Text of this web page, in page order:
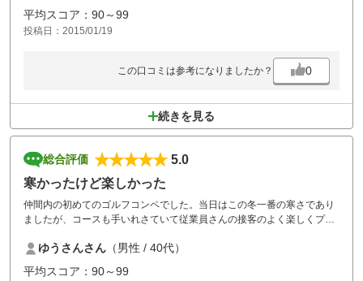
フェアーウェイも狭いホールがあり、戦略的なコース。
またホールとホールの間が長い。コースレイアウトは良くないか。
平均スコア：90～99
投稿日：2015/01/19
この口コミは参考になりましたか？ 0
続きを見る
総合評価
5.0
寒かったけど楽しかった
仲間内の初めてのゴルフコンペでした。当日はこの冬一番の寒さであり
ましたが、コースも手いれさていて従業員さんの接客のよく楽しくプレ
ゆうさんさん （男性 / 40代）
平均スコア：90～99